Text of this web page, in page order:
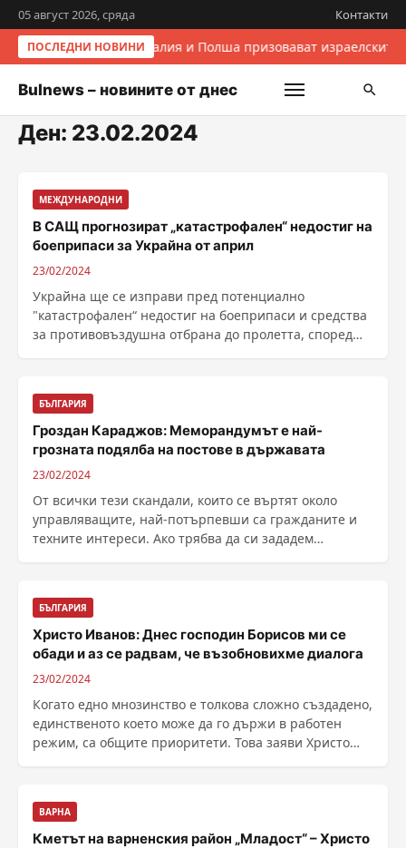
05 август 2026, сряда Контакти
ПОСЛЕДНИ НОВИНИИталия и Полша призовават
Bulnews – новините от днес
Ден: 23.02.2024
МЕЖДУНАРОДНИ
В САЩ прогнозират „катастрофален“ недостиг на
боеприпаси за Украйна от април
23/02/2024
Украйна ще се изправи пред потенциално
"катастрофален“ недостиг на боеприпаси и средства
за противовъздушна отбрана до пролетта, според
БЪЛГАРИЯ
Гроздан Караджов: Меморандумът е най-
грозната подялба на постове в държавата
23/02/2024
От всички тези скандали, които се въртят около
управляващите, най-потърпевши са гражданите и
техните интереси. Ако трябва да си зададем
БЪЛГАРИЯ
Христо Иванов: Днес господин Борисов ми се
обади и аз се радвам, че възобновихме диалога
23/02/2024
Когато едно мнозинство е толкова сложно създадено,
единственото което може да го държи в работен
режим, са общите приоритети. Това заяви Христо
ВАРНА
Кметът на варненския район „Младост“ – Христо